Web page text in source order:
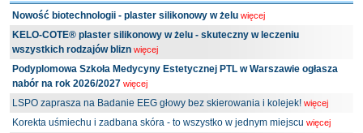
Nowość biotechnologii - plaster silikonowy w żelu więcej
KELO-COTE® plaster silikonowy w żelu - skuteczny w leczeniu
wszystkich rodzajów blizn więcej
Podyplomowa Szkoła Medycyny Estetycznej PTL w Warszawie ogłasza
nabór na rok 2026/2027 więcej
LSPO zaprasza na Badanie EEG głowy bez skierowania i kolejek! więcej
Korekta uśmiechu i zadbana skóra - to wszystko w jednym miejscu więcej